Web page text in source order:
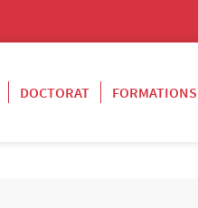
DOCTORAT FORMATIONS